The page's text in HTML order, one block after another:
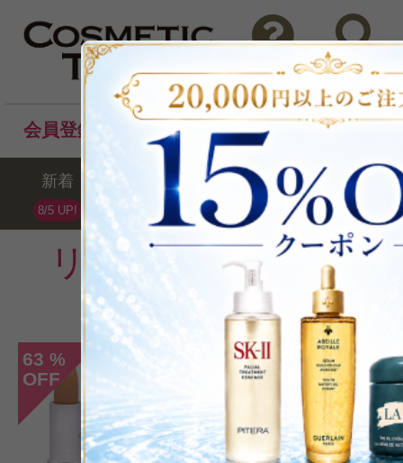
問い合わせ 検索
会員登録後のお買い物でポイントプレゼント！
新着
8/5 UP!
セール ランキング ブ
リップケアの週間ラ
1
63 %
OFF